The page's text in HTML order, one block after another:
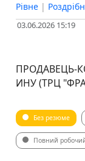
Рівне |
03.06.2026 15:19
ПРОДАВЕЦЬ-
ИНУ (ТРЦ
Без резюме
Повний